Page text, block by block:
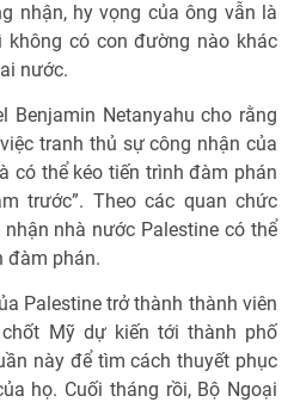
nhận, hy vọng của ông vẫn là
không có con đường nào khác
nước.
Benjamin Netanyahu cho rằng
tranh thủ sự công nhận của
có thể kéo tiến trình đàm phán
trước”. Theo các quan chức
nhà nước Palestine có thể
đàm phán.
Palestine trở thành thành viên
Mỹ dự kiến tới thành phố
này để tìm cách thuyết phục
họ. Cuối tháng rồi, Bộ Ngoại